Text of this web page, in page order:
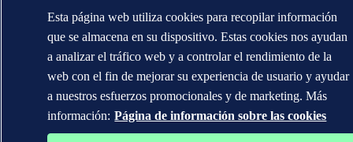
Esta página web utiliza cookies para recopilar información
que se almacena en su dispositivo. Estas cookies nos ayudan
a analizar el tráfico web y a controlar el rendimiento de la
web con el fin de mejorar su experiencia de usuario y ayudar
a nuestros esfuerzos promocionales y de marketing. Más
información: Página de información sobre las cookies